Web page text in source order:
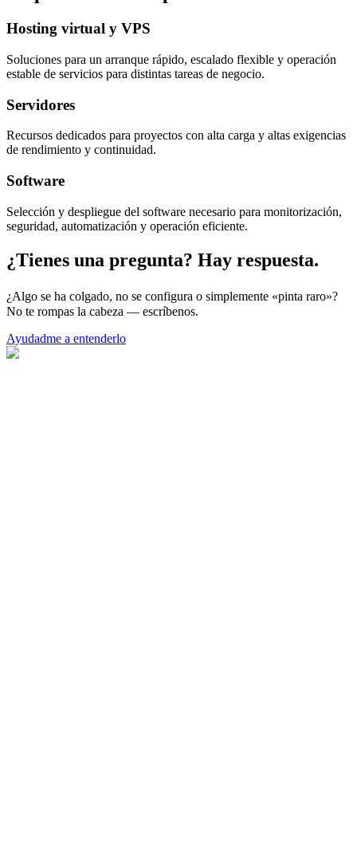
Hosting virtual y VPS
Soluciones para un arranque rápido, escalado flexible y operación
estable de servicios para distintas tareas de negocio.
Servidores
Recursos dedicados para proyectos con alta carga y altas exigencias
de rendimiento y continuidad.
Software
Selección y despliegue del software necesario para monitorización,
seguridad, automatización y operación eficiente.
¿Tienes una pregunta? Hay respuesta.
¿Algo se ha colgado, no se configura o simplemente «pinta raro»?
No te rompas la cabeza — escríbenos.
Ayudadme a entenderlo